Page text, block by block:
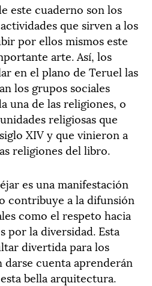
este cuaderno son los
que sirven a los
por ellos mismos este
arte. Así, los
en el plano de Teruel las
los grupos sociales
una de las religiones, o
religiosas que
XIV y que vinieron a
religiones del libro.
es una manifestación
contribuye a la difunsión
como el respeto hacia
por la diversidad. Esta
divertida para los
darse cuenta aprenderán
bella arquitectura.